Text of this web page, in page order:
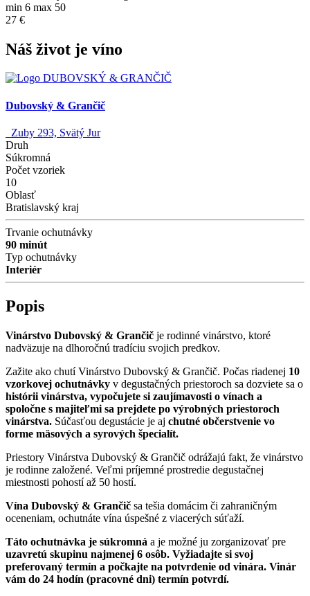
min 6 max 50
27 €
Náš život je víno
Dubovský & Grančič
Zuby 293, Svätý Jur
Druh
Súkromná
Počet vzoriek
10
Oblasť
Bratislavský kraj
Trvanie ochutnávky
90 minút
Typ ochutnávky
Interiér
Popis
Vinárstvo Dubovský & Grančič je rodinné vinárstvo, ktoré
nadväzuje na dlhoročnú tradíciu svojich predkov.
Zažite ako chutí Vinárstvo Dubovský & Grančič. Počas riadenej 10
vzorkovej ochutnávky v degustačných priestoroch sa dozviete sa o
histórii vinárstva, vypočujete si zaujímavosti o vínach a
spoločne s majiteľmi sa prejdete po výrobných priestoroch
vinárstva. Súčasťou degustácie je aj chutné občerstvenie vo
forme mäsových a syrových špecialít.
Priestory Vinárstva Dubovský & Grančič odrážajú fakt, že vinárstvo
je rodinne založené. Veľmi príjemné prostredie degustačnej
miestnosti pohostí až 50 hostí.
Vína Dubovský & Grančič sa tešia domácim či zahraničným
oceneniam, ochutnáte vína úspešné z viacerých súťaží.
Táto ochutnávka je súkromná a je možné ju zorganizovať pre
uzavretú skupinu najmenej 6 osôb. Vyžiadajte si svoj
preferovaný termín a počkajte na potvrdenie od vinára. Vinár
vám do 24 hodín (pracovné dni) termín potvrdí.